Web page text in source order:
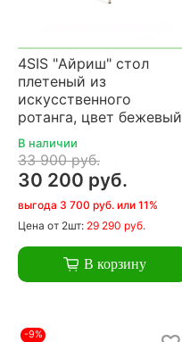
4SIS "Айриш" стол
плетеный из
искусственного
ротанга, цвет бежевый
В наличии
33 900 руб.
30 200 руб.
выгода 3 700 руб. или 11%
Цена от 2шт: 29 290 руб.
В корзину
-9%